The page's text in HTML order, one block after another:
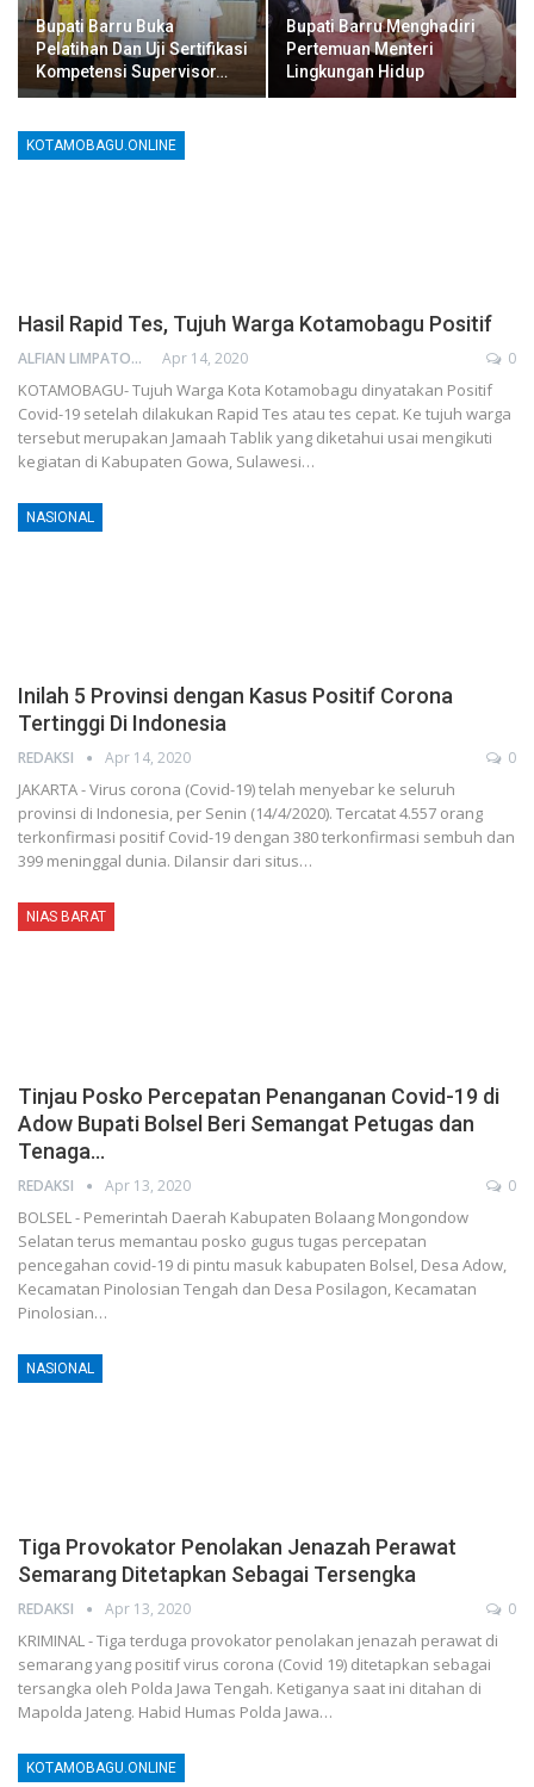
Bupati Barru Buka
Pelatihan Dan Uji Sertifikasi
Kompetensi Supervisor…
Bupati Barru Menghadiri
Pertemuan Menteri
Lingkungan Hidup
KOTAMOBAGU.ONLINE
Hasil Rapid Tes, Tujuh Warga Kotamobagu Positif
ALFIAN LIMPATON Apr 14, 2020 0
KOTAMOBAGU- Tujuh Warga Kota Kotamobagu dinyatakan Positif
Covid-19 setelah dilakukan Rapid Tes atau tes cepat. Ke tujuh warga
tersebut merupakan Jamaah Tablik yang diketahui usai mengikuti
kegiatan di Kabupaten Gowa, Sulawesi…
NASIONAL
Inilah 5 Provinsi dengan Kasus Positif Corona
Tertinggi Di Indonesia
REDAKSI Apr 14, 2020 0
JAKARTA - Virus corona (Covid-19) telah menyebar ke seluruh
provinsi di Indonesia, per Senin (14/4/2020). Tercatat 4.557 orang
terkonfirmasi positif Covid-19 dengan 380 terkonfirmasi sembuh dan
399 meninggal dunia. Dilansir dari situs…
NIAS BARAT
Tinjau Posko Percepatan Penanganan Covid-19 di
Adow Bupati Bolsel Beri Semangat Petugas dan
Tenaga…
REDAKSI Apr 13, 2020 0
BOLSEL - Pemerintah Daerah Kabupaten Bolaang Mongondow
Selatan terus memantau posko gugus tugas percepatan
pencegahan covid-19 di pintu masuk kabupaten Bolsel, Desa Adow,
Kecamatan Pinolosian Tengah dan Desa Posilagon, Kecamatan
Pinolosian…
NASIONAL
Tiga Provokator Penolakan Jenazah Perawat
Semarang Ditetapkan Sebagai Tersengka
REDAKSI Apr 13, 2020 0
KRIMINAL - Tiga terduga provokator penolakan jenazah perawat di
semarang yang positif virus corona (Covid 19) ditetapkan sebagai
tersangka oleh Polda Jawa Tengah. Ketiganya saat ini ditahan di
Mapolda Jateng. Habid Humas Polda Jawa…
KOTAMOBAGU.ONLINE